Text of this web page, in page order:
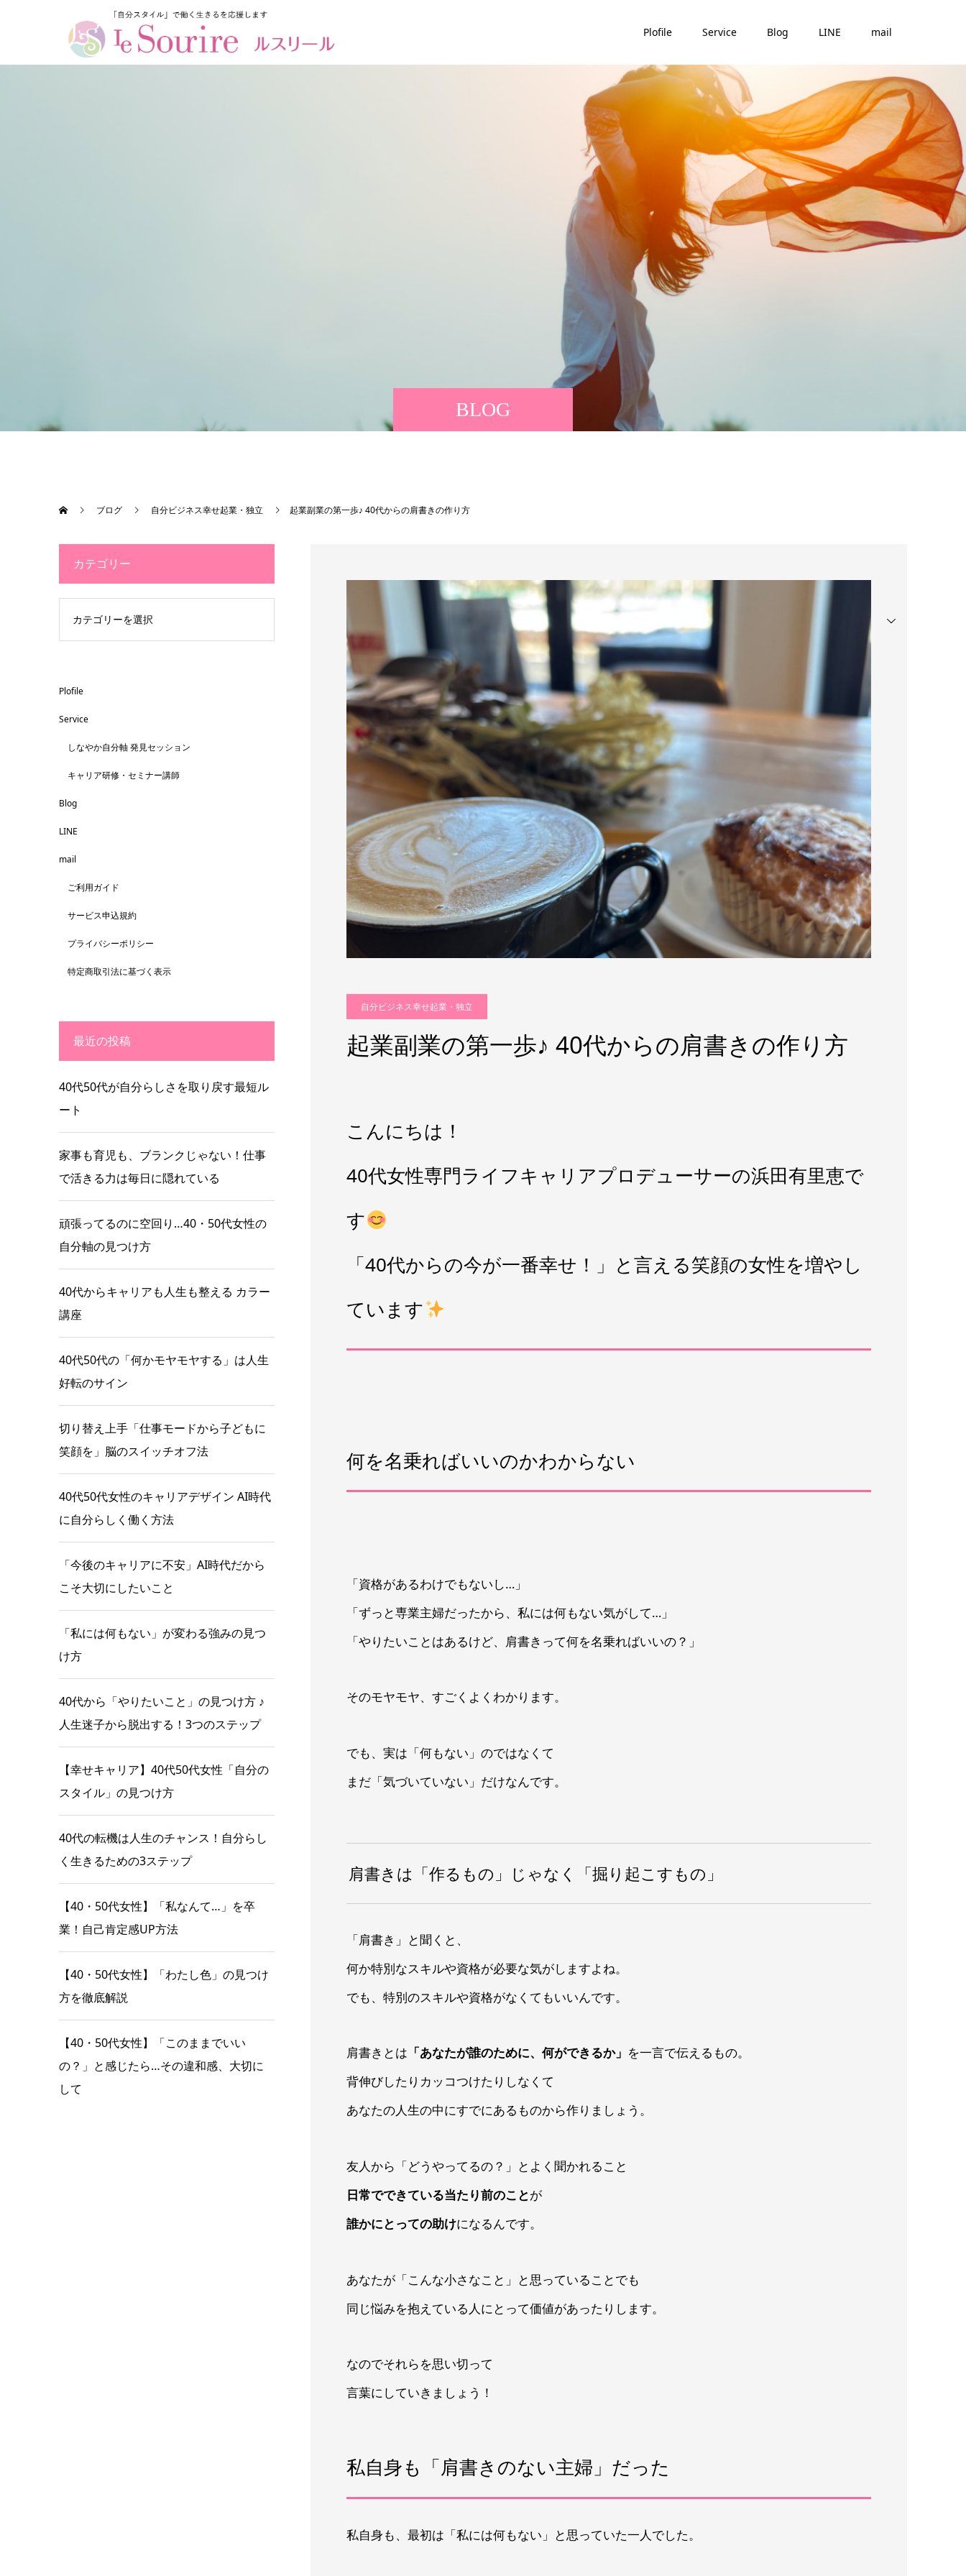
Plofile Service Blog LINE mail
BLOG
ブログ 自分ビジネス幸せ起業・独立 起業副業の第一歩♪ 40代からの肩書きの作り方
自分ビジネス幸せ起業・独立
起業副業の第一歩♪ 40代からの肩書きの作り方
こんにちは！
40代女性専門ライフキャリアプロデューサーの浜田有里恵で
す
「40代からの今が一番幸せ！」と言える笑顔の女性を増やし
ています
何を名乗ればいいのかわからない
「資格があるわけでもないし…」
「ずっと専業主婦だったから、私には何もない気がして…」
「やりたいことはあるけど、肩書きって何を名乗ればいいの？」
そのモヤモヤ、すごくよくわかります。
でも、実は「何もない」のではなくて
まだ「気づいていない」だけなんです。
肩書きは「作るもの」じゃなく「掘り起こすもの」
「肩書き」と聞くと、
何か特別なスキルや資格が必要な気がしますよね。
でも、特別のスキルや資格がなくてもいいんです。
肩書きとは 「あなたが誰のために、何ができるか」 を一言で伝えるもの。
背伸びしたりカッコつけたりしなくて
あなたの人生の中にすでにあるものから作りましょう。
友人から「どうやってるの？」とよく聞かれること
日常でできている当たり前のことが
誰かにとっての助けになるんです。
あなたが「こんな小さなこと」と思っていることでも
同じ悩みを抱えている人にとって価値があったりします。
なのでそれらを思い切って
言葉にしていきましょう！
私自身も「肩書きのない主婦」だった
私自身も、最初は「私には何もない」と思っていた一人でした。
カテゴリー
Plofile
Service
しなやか自分軸 発見セッション
キャリア研修・セミナー講師
Blog
LINE
mail
ご利用ガイド
サービス申込規約
プライバシーポリシー
特定商取引法に基づく表示
最近の投稿
40代50代が自分らしさを取り戻す最短ル
ート
家事も育児も、ブランクじゃない！仕事
で活きる力は毎日に隠れている
頑張ってるのに空回り…40・50代女性の
自分軸の見つけ方
40代からキャリアも人生も整える カラー
講座
40代50代の「何かモヤモヤする」は人生
好転のサイン
切り替え上手「仕事モードから子どもに
笑顔を」脳のスイッチオフ法
40代50代女性のキャリアデザイン AI時代
に自分らしく働く方法
「今後のキャリアに不安」AI時代だから
こそ大切にしたいこと
「私には何もない」が変わる強みの見つ
け方
40代から「やりたいこと」の見つけ方 ♪
人生迷子から脱出する！3つのステップ
【幸せキャリア】40代50代女性「自分の
スタイル」の見つけ方
40代の転機は人生のチャンス！自分らし
く生きるための3ステップ
【40・50代女性】「私なんて…」を卒
業！自己肯定感UP方法
【40・50代女性】「わたし色」の見つけ
方を徹底解説
【40・50代女性】「このままでいい
の？」と感じたら…その違和感、大切に
して